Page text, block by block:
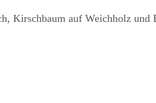
Kirschbaum auf Weichholz und